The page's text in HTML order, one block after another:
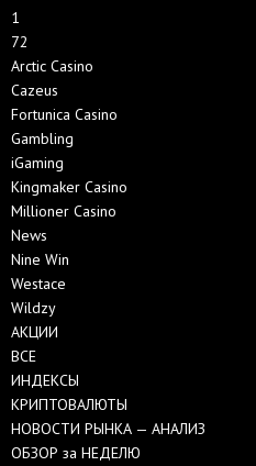
1
72
Arctic Casino
Cazeus
Fortunica Casino
Gambling
iGaming
Kingmaker Casino
Millioner Casino
News
Nine Win
Westace
Wildzy
АКЦИИ
ВСЕ
ИНДЕКСЫ
КРИПТОВАЛЮТЫ
НОВОСТИ РЫНКА — АНАЛИЗ
ОБЗОР за НЕДЕЛЮ